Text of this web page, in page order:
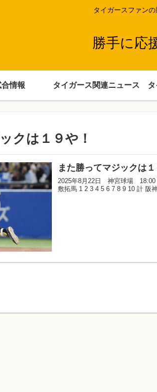
タイガースファン
勝手に応
情報 タイガース関連ニュース
クは１９や！
また勝ってマジックは１
2025年8月22日 神宮球場
敷拓馬 1 2 3 4 5 6 7 8 9 10 計 阪